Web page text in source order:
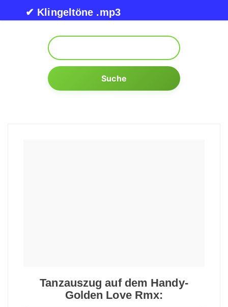
Skip to content✔ Klingeltöne .mp3
Suche
Tanzauszug auf dem Handy-
Golden Love Rmx: